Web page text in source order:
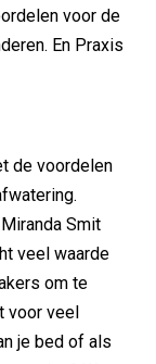
voor de
En Praxis
de voordelen
Smit
veel waarde
om te
voor veel
je bed of als